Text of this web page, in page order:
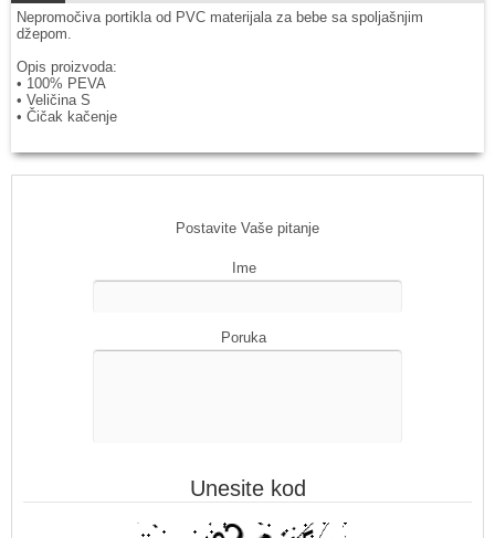
Nepromočiva portikla od PVC materijala za bebe sa spoljašnjim
džepom.
Opis proizvoda:
• 100% PEVA
• Veličina S
• Čičak kačenje
Postavite Vaše pitanje
Ime
Poruka
Unesite kod